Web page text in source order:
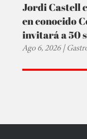
Jordi Castell
en conocido
invitará a 50
Ago 6, 2026|